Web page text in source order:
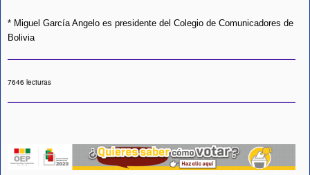
* Miguel García Angelo es presidente del Colegio de Comunicadores de
Bolivia
7646 lecturas